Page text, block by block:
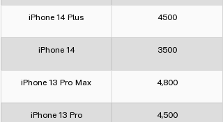
iPhone 14 Plus 4500
iPhone 14 3500
iPhone 13 Pro Max 4,800
iPhone 13 Pro 4,500